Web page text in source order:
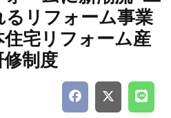
るリフォーム事業
宅リフォーム産
制度